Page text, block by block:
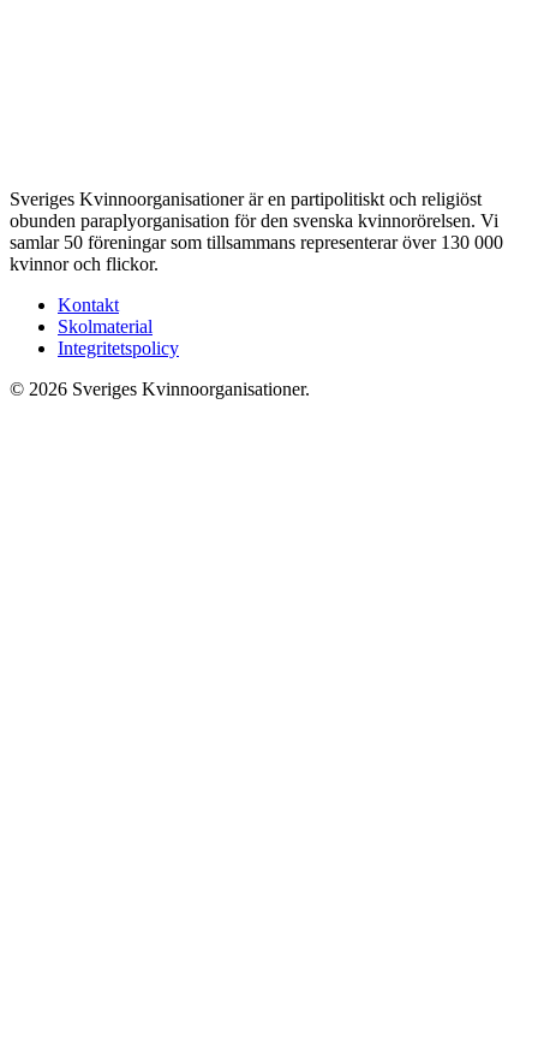
Sveriges Kvinnoorganisationer är en partipolitiskt och religiöst
obunden paraplyorganisation för den svenska kvinnorörelsen. Vi
samlar 50 föreningar som tillsammans representerar över 130 000
kvinnor och flickor.
Kontakt
Skolmaterial
Integritetspolicy
© 2026 Sveriges Kvinnoorganisationer.